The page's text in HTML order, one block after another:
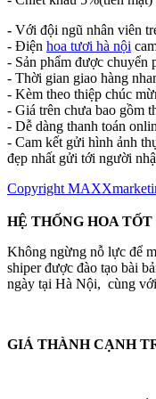
- Với đội ngũ nhân viên
- Điện hoa tươi hà nội
- Sản phẩm được
- Thời gian giao hàng
- Kèm theo thiệp chúc
- Giá trên chưa bao gồm
- Dễ dàng thanh toán
- Cam kết gửi hình ảnh
đẹp nhất gửi tới người
Copyright
HỆ THỐNG HOA TỐT
Không ngừng nỗ lực để
shiper được đào tạo bài
ngày tại Hà Nội, cùng
GIÁ THÀNH CẠNH